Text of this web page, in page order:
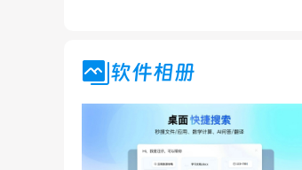
软件相册